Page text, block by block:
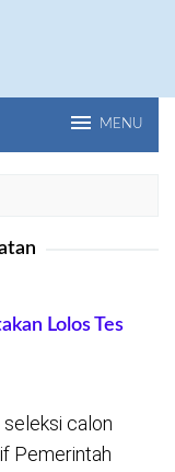
MENU
Lolos Tes
seleksi calon
Pemerintah